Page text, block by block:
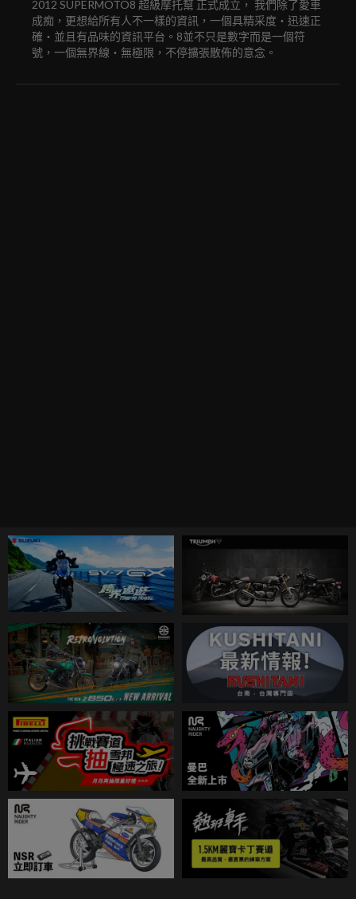
2012 SUPERMOTO8 超級摩托幫 正式成立， 我們除了愛車
成痴，更想給所有人不一樣的資訊，一個具精采度‧迅速正
確‧並且有品味的資訊平台。8並不只是數字而是一個符
號，一個無界線‧無極限，不停擴張散佈的意念。